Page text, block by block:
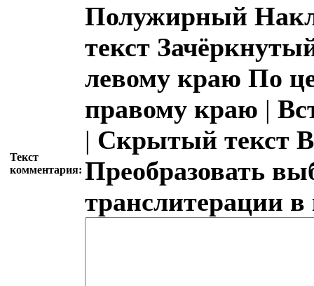
Текст
комментария:
Полужирный
текст
левому краю По
правому краю |
| Скрытый текст
Преобразовать
транслитерации